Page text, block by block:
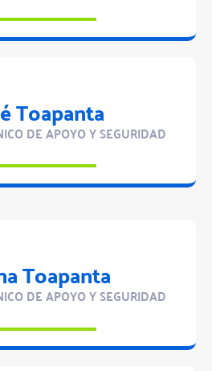
Toapanta
DE APOYO Y SEGURIDAD
Toapanta
DE APOYO Y SEGURIDAD